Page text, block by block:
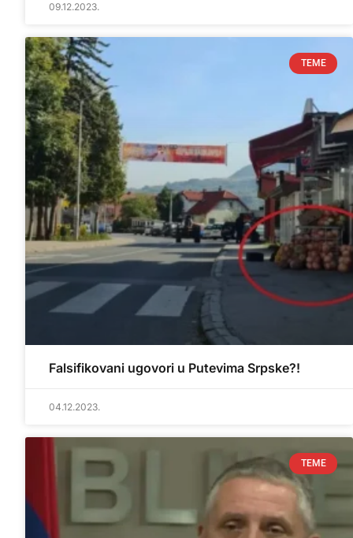
09.12.2023.
TEME
Falsifikovani ugovori u Putevima Srpske?!
04.12.2023.
TEME